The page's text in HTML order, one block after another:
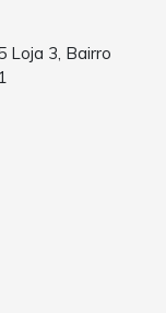
Loja 3, Bairro